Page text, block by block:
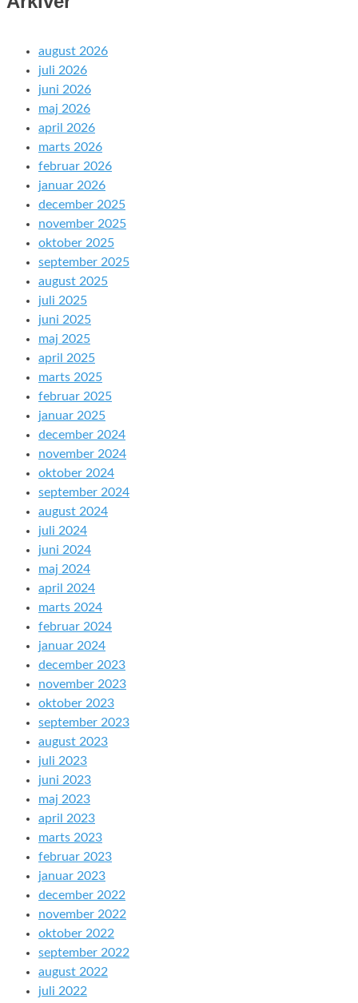
august 2026
juli 2026
juni 2026
maj 2026
april 2026
marts 2026
februar 2026
januar 2026
december 2025
november 2025
oktober 2025
september 2025
august 2025
juli 2025
juni 2025
maj 2025
april 2025
marts 2025
februar 2025
januar 2025
december 2024
november 2024
oktober 2024
september 2024
august 2024
juli 2024
juni 2024
maj 2024
april 2024
marts 2024
februar 2024
januar 2024
december 2023
november 2023
oktober 2023
september 2023
august 2023
juli 2023
juni 2023
maj 2023
april 2023
marts 2023
februar 2023
januar 2023
december 2022
november 2022
oktober 2022
september 2022
august 2022
juli 2022